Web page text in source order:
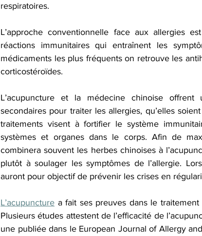
respiratoires.
L’approche conventionnelle face aux allergies
réactions immunitaires qui entraînent les
médicaments les plus fréquents on retrouve les
corticostéroïdes.
L’acupuncture et la médecine chinoise
secondaires pour traiter les allergies, qu’elles
traitements visent à fortifier le système
systèmes et organes dans le corps. Afin de
combinera souvent les herbes chinoises à
plutôt à soulager les symptômes de l’allergie.
auront pour objectif de prévenir les crises en
L’acupuncture a fait ses preuves dans le
Plusieurs études attestent de l’efficacité de
une publiée dans le European Journal of Allergy